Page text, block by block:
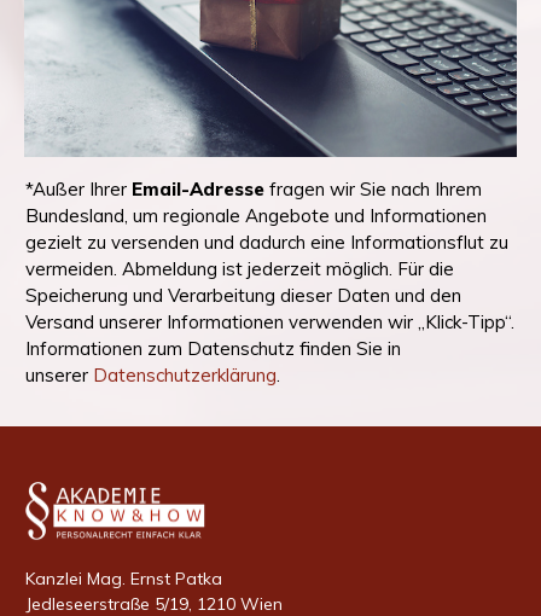
*Außer Ihrer Email-Adresse fragen wir Sie nach Ihrem
Bundesland, um regionale Angebote und Informationen
gezielt zu versenden und dadurch eine Informationsflut zu
vermeiden. Abmeldung ist jederzeit möglich. Für die
Speicherung und Verarbeitung dieser Daten und den
Versand unserer Informationen verwenden wir „Klick-Tipp“.
Informationen zum Datenschutz finden Sie in
unserer Datenschutzerklärung
Kanzlei Mag. Ernst Patka
Jedleseerstraße 5/19, 1210 Wien